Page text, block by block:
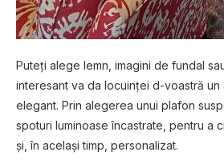
Puteți alege lemn, imagini de fundal
interesant va da locuinței d-voastră un
elegant. Prin alegerea unui plafon
spoturi luminoase încastrate, pentru a
și, în același timp, personalizat.